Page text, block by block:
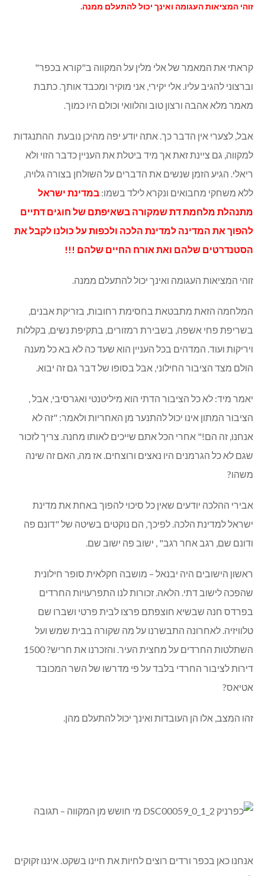
העגומה ואינך יכול להתעלם ממנה.
את המאמר של אלי מלין על המקווה ב"קורא בכפר"
להגיב עליו. אלי יקירי, אני מוקיר ומכבד אותך. כתבת
אהבה ורצון טוב והלוואי וכולם היו כמוך.
אין הדבר כך. אתה יודע יפה מהיכן נובעת ההתנגדות
גם ציינת זאת אך מיד ביטלת את העניין כדבר הזוי ולא
הגיע הזמן שנשים את הדברים על השולחן בצורה גלויה,
מחבואים ונקרא לילד בשמו:במדינת ישראל
מלחמת דת שמקורה בשאיפתם של חוגים דתיים
את המדינה למדינת הלכה ולכפות על כולנו לקבל את
שלהם ואת אורח החיים שלהם !!!
העגומה ואינך יכול להתעלם ממנה.
הזאת מתבטאת בחסימת רחובות, בזריקת אבנים,
פחי אשפה, בשבירת רמזורים, בתקיפת נשים, בקללות
ועוד. המדהים בכל העניין הוא שעד כה לא בא כל מענה
הציבור החילוני, אבל בסופו של דבר גם זה יבוא.
לא כל הציבור הדתי הוא מיליטנטי ואגרסיבי, אבל ,
המתון אינו יכול להתנער מן האחריות ולאמר: "זה לא
זה הם!" אחרי הכל אתם שייכים לאותו מחנה. צריך לזכור
כל הגרמנים היו נאצים ורוצחים. אז מה, האם זה שינה
ההלכה יודעים שאין כל סיכוי להפוך באחת את מדינת
למדינת הלכה. לפיכך, הם נוקטים בשיטה של "דונם פה
שם, רגב אחר רגב" , ישוב פה ישוב שם.
הישובים היה יבנאל – מושבה חקלאית סופר חילונית
לישוב דתי. הלאה. זכורות לנו התפרעויות החרדים
חנה שבשיא חוצפתם פרצו לבית פרטי ושברו שם
לאחרונה התבשרנו על מה שקורה בבית שמש ועל
השתלטות החרדים על מחצית העיר. והזכרנו את חריש? 1500
לציבור החרדי בלבד על פי מדרשו של השר המכובד
אלו הן העובדות ואינך יכול להתעלם מהן.
כאן בכפר ורדים רוצים לחיות את חיינו בשקט. איננו זקוקים